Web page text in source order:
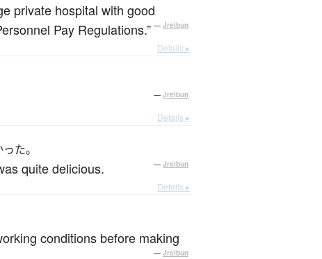
private hospital with good
Pay Regulations.” — Jreibun
Details ▸
— Jreibun
Details ▸
た。
quite delicious. — Jreibun
Details ▸
conditions before making
— Jreibun